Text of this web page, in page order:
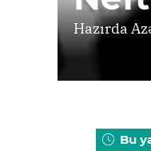
Hazırda
Bu